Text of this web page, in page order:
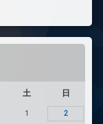
土 日
1 2